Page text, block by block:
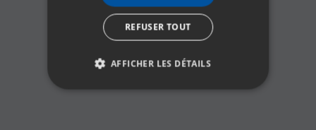
REFUSER TOUT
AFFICHER LES DÉTAILS